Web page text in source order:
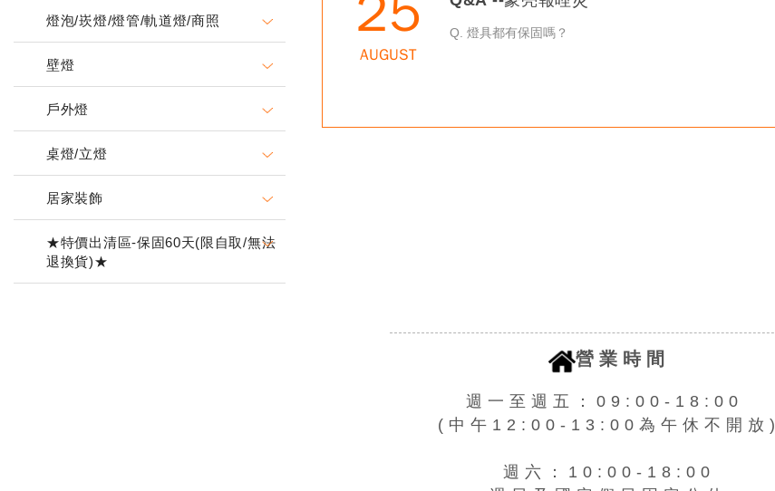
燈泡/崁燈/燈管/軌道燈/商照
壁燈
戶外燈
桌燈/立燈
居家裝飾
★特價出清區-保固60天(限自取/無法
退換貨)★
AUGUST
Q. 燈具都有保固嗎？
營業時間
週一至週五：09:00-18:00
(中午12:00-13:00為午休不開放)
週六：10:00-18:00